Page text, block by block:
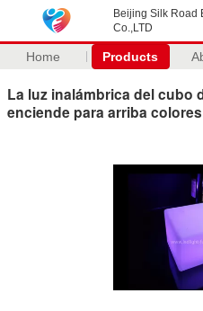
Beijing Silk Road
Co.,LTD
Home Products
La luz inalámbrica del cubo
enciende para arriba